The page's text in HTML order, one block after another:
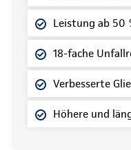
Leistung ab 50
18-fache
Verbesserte
Höhere und